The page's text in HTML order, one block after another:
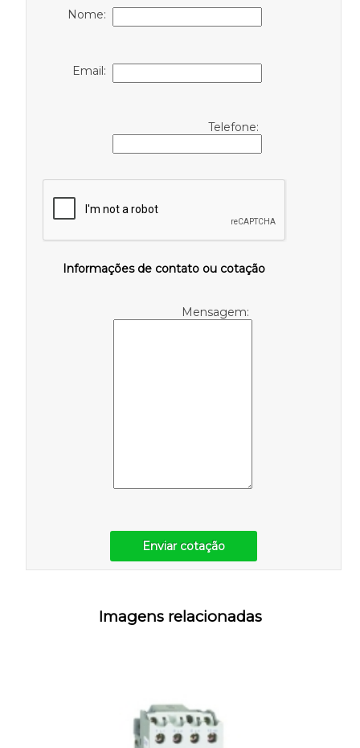
Nome:
Email:
Telefone:
Informações de contato ou cotação
Mensagem:
Enviar cotação
Imagens relacionadas